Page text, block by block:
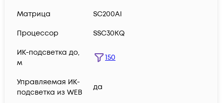
Матрица SC200AI
Процессор SSC30KQ
ИК-подсветка до,
м
150
Управляемая ИК-
подсветка из WEB
да